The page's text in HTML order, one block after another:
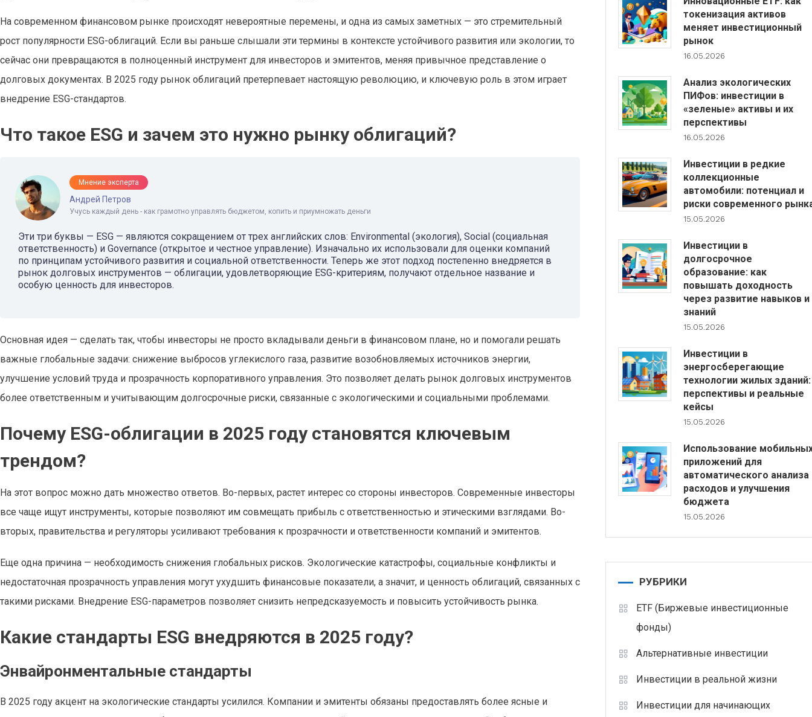
На современном финансовом рынке происходят невероятные перемены, и одна из самых заметных — это стремительный
рост популярности ESG-облигаций. Если вы раньше слышали эти термины в контексте устойчивого развития или экологии, то
сейчас они превращаются в полноценный инструмент для инвесторов и эмитентов, меняя привычное представление о
долговых документах. В 2025 году рынок облигаций претерпевает настоящую революцию, и ключевую роль в этом играет
внедрение ESG-стандартов.
Что такое ESG и зачем это нужно рынку облигаций?
Мнение эксперта
Андрей Петров
Учусь каждый день - как грамотно управлять бюджетом, копить и приумножать деньги
Эти три буквы — ESG — являются сокращением от трех английских слов: Environmental (экология), Social (социальная
ответственность) и Governance (открытое и честное управление). Изначально их использовали для оценки компаний
по принципам устойчивого развития и социальной ответственности. Теперь же этот подход постепенно внедряется в
рынок долговых инструментов — облигации, удовлетворяющие ESG-критериям, получают отдельное название и
особую ценность для инвесторов.
Основная идея — сделать так, чтобы инвесторы не просто вкладывали деньги в финансовом плане, но и помогали решать
важные глобальные задачи: снижение выбросов углекислого газа, развитие возобновляемых источников энергии,
улучшение условий труда и прозрачность корпоративного управления. Это позволяет делать рынок долговых инструментов
более ответственным и учитывающим долгосрочные риски, связанные с экологическими и социальными проблемами.
Почему ESG-облигации в 2025 году становятся ключевым
трендом?
На этот вопрос можно дать множество ответов. Во-первых, растет интерес со стороны инвесторов. Современные инвесторы
все чаще ищут инструменты, которые позволяют им совмещать прибыль с ответственностью и этическими взглядами. Во-
вторых, правительства и регуляторы усиливают требования к прозрачности и ответственности компаний и эмитентов.
Еще одна причина — необходимость снижения глобальных рисков. Экологические катастрофы, социальные конфликты и
недостаточная прозрачность управления могут ухудшить финансовые показатели, а значит, и ценность облигаций, связанных с
такими рисками. Внедрение ESG-параметров позволяет снизить непредсказуемость и повысить устойчивость рынка.
Какие стандарты ESG внедряются в 2025 году?
Энвайронментальные стандарты
В 2025 году акцент на экологические стандарты усилился. Компании и эмитенты обязаны предоставлять более ясные и
токенизация активов
меняет инвестиционный
рынок
16.05.2026
Анализ экологических
ПИФов: инвестиции в
«зеленые» активы и их
перспективы
16.05.2026
Инвестиции в редкие
коллекционные
автомобили: потенциал и
риски современного
15.05.2026
Инвестиции в
долгосрочное
образование: как
повышать доходность
через развитие навыков и
знаний
15.05.2026
Инвестиции в
энергосберегающие
технологии жилых зданий:
перспективы и реальные
кейсы
15.05.2026
Использование
приложений для
автоматического анализа
расходов и улучшения
бюджета
15.05.2026
РУБРИКИ
ETF (Биржевые инвестиционные
фонды)
Альтернативные инвестиции
Инвестиции в реальной жизни
Инвестиции для начинающих